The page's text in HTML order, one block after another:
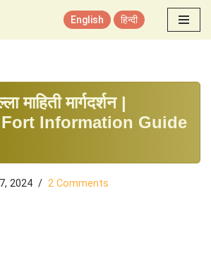
English हिन्दी
माहिती मार्गदर्शन |
Information Guide
2024 2 Comments